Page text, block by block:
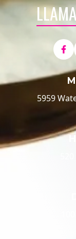
5959